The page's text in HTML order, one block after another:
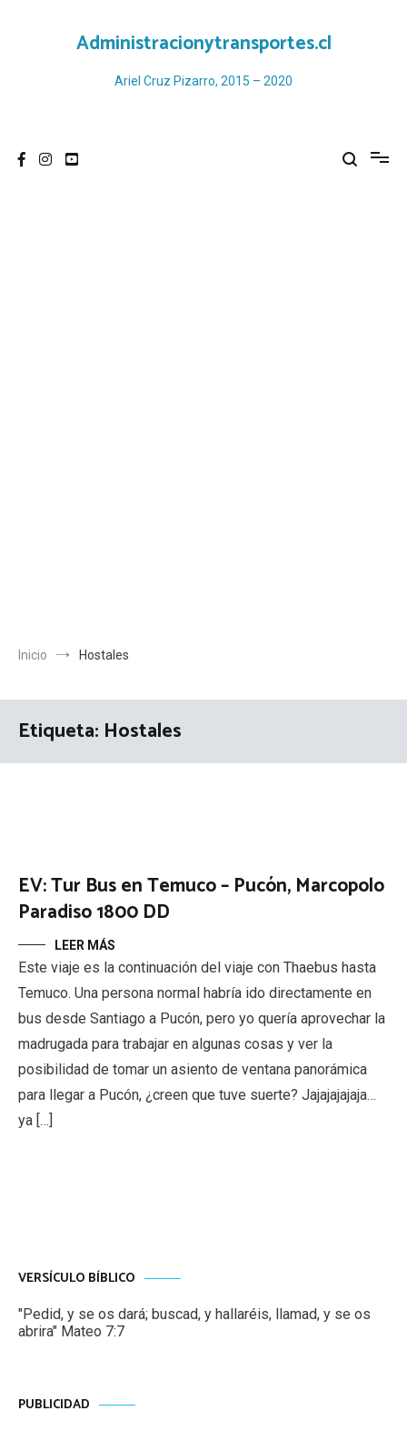
Administracionytransportes.cl
Ariel Cruz Pizarro, 2015 – 2020
Inicio Hostales
Etiqueta: Hostales
EV: Tur Bus en Temuco – Pucón, Marcopolo
Paradiso 1800 DD
LEER MÁS
Este viaje es la continuación del viaje con Thaebus hasta
Temuco. Una persona normal habría ido directamente en
bus desde Santiago a Pucón, pero yo quería aprovechar la
madrugada para trabajar en algunas cosas y ver la
posibilidad de tomar un asiento de ventana panorámica
para llegar a Pucón, ¿creen que tuve suerte? Jajajajajaja…
ya […]
VERSÍCULO BÍBLICO
"Pedid, y se os dará; buscad, y hallaréis, llamad, y se os
abrira" Mateo 7:7
PUBLICIDAD